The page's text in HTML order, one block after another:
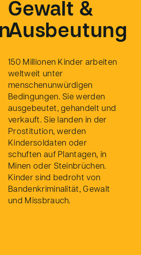
Gewalt &
Ausbeutung
150 Millionen Kinder arbeiten
weltweit unter
menschenunwürdigen
Bedingungen. Sie werden
ausgebeutet, gehandelt und
verkauft. Sie landen in der
Prostitution, werden
Kindersoldaten oder
schuften auf Plantagen, in
Minen oder Steinbrüchen.
Kinder sind bedroht von
Bandenkriminalität, Gewalt
und Missbrauch.